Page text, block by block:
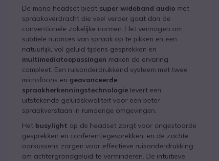
De mono headset biedt super wideband audio met
spraakoverdracht die veel verder gaat dan de
conventionele zakelijke normen. Het vermogen om
subtiele nuances van spraak op te pikken en een
natuurlijk, vol geluid tijdens gesprekken en
multimediatoepassingen maken de ervaring
compleet. Een ruisonderdrukkend systeem met twee
microfoons en geavanceerde
spraakherkenningstechnologie levert een
uitstekende geluidskwaliteit voor een beter
spraakverstaan in rumoerige omgevingen.
Het busylight op de headset zorgt voor ongestoorde
gesprekken en conferentiegesprekken, en de zachte
oorkussens zorgen voor effectieve ruisonderdrukking
om achtergrondgeluid te verminderen. De intuïtieve